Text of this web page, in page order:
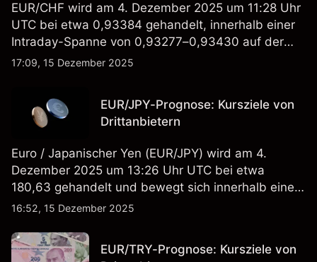
EUR/CHF wird am 4. Dezember 2025 um 11:28 Uhr
UTC bei etwa 0,93384 gehandelt, innerhalb einer
Intraday-Spanne von 0,93277–0,93430 auf der
Capital.com-Plattform.
17:09, 15 Dezember 2025
EUR/JPY-Prognose: Kursziele von
Drittanbietern
Euro / Japanischer Yen (EUR/JPY) wird am 4.
Dezember 2025 um 13:26 Uhr UTC bei etwa
180,63 gehandelt und bewegt sich innerhalb einer
Intraday-Spanne von 180,46–181,36 im Forex-CFD-
16:52, 15 Dezember 2025
EUR/TRY-Prognose: Kursziele von